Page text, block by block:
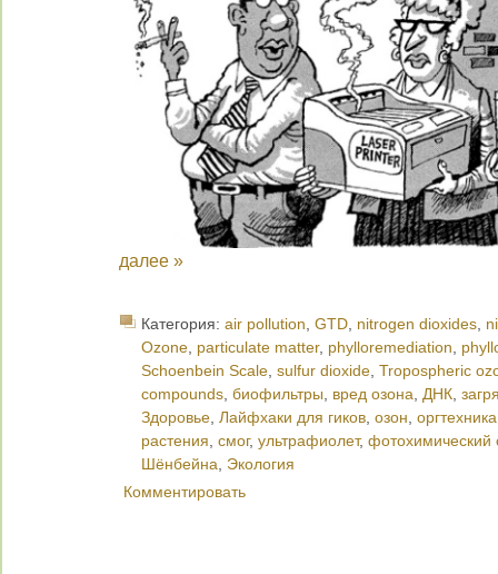
далее »
Категория: air pollution, GTD, nitrogen dioxides,
Ozone, particulate matter, phylloremediation,
Schoenbein Scale, sulfur dioxide, Tropospheric
compounds, биофильтры, вред озона, ДНК,
Здоровье, Лайфхаки для гиков, озон, оргтехника
растения, смог, ультрафиолет, фотохимический
Шёнбейна, Экология
Комментировать